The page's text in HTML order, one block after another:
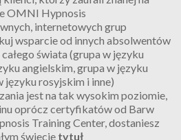
OMNI Hypnosis
internetowych grup
wsparcie od innych absolwentów
świata (grupa w języku
angielskim, grupa w języku
języku rosyjskim i inne)
jest na tak wysokim poziomie,
oprócz certyfikatów od Barw
Training Center, dostaniesz
świecie tytuł